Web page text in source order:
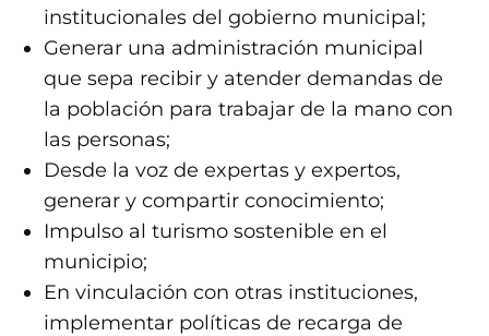
institucionales del gobierno municipal;
Generar una administración municipal
que sepa recibir y atender demandas de
la población para trabajar de la mano con
las personas;
Desde la voz de expertas y expertos,
generar y compartir conocimiento;
Impulso al turismo sostenible en el
municipio;
En vinculación con otras instituciones,
implementar políticas de recarga de